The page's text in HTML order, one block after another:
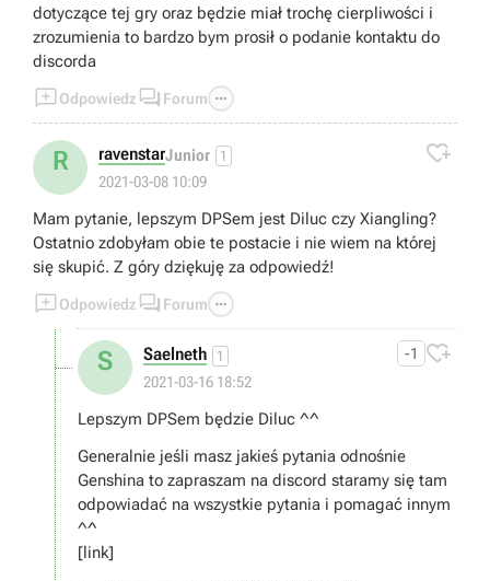
dotyczące tej gry oraz będzie miał trochę cierpliwości i
zrozumienia to bardzo bym prosił o podanie kontaktu do
discorda
Odpowiedz  Forum 
R ravenstarJunior 1
2021-03-08 10:09

Mam pytanie, lepszym DPSem jest Diluc czy Xiangling?
Ostatnio zdobyłam obie te postacie i nie wiem na której
się skupić. Z góry dziękuję za odpowiedź!
Odpowiedz  Forum 
S Saelneth 1
2021-03-16 18:52
-1 
Lepszym DPSem będzie Diluc ^^
Generalnie jeśli masz jakieś pytania odnośnie
Genshina to zapraszam na discord staramy się tam
odpowiadać na wszystkie pytania i pomagać innym
^^
[link]